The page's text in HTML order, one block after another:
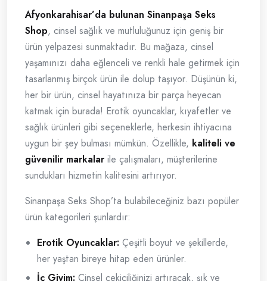
Afyonkarahisar’da bulunan Sinanpaşa Seks
Shop, cinsel sağlık ve mutluluğunuz için geniş bir
ürün yelpazesi sunmaktadır. Bu mağaza, cinsel
yaşamınızı daha eğlenceli ve renkli hale getirmek için
tasarlanmış birçok ürün ile dolup taşıyor. Düşünün ki,
her bir ürün, cinsel hayatınıza bir parça heyecan
katmak için burada! Erotik oyuncaklar, kıyafetler ve
sağlık ürünleri gibi seçeneklerle, herkesin ihtiyacına
uygun bir şey bulması mümkün. Özellikle, kaliteli ve
güvenilir markalar ile çalışmaları, müşterilerine
sundukları hizmetin kalitesini artırıyor.
Sinanpaşa Seks Shop’ta bulabileceğiniz bazı popüler
ürün kategorileri şunlardır:
Erotik Oyuncaklar: Çeşitli boyut ve şekillerde,
her yaştan bireye hitap eden ürünler.
İç Giyim: Cinsel çekiciliğinizi artıracak, şık ve